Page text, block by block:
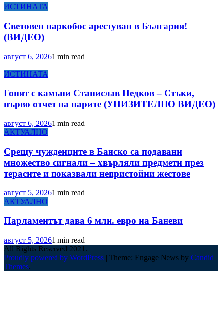
ИСТИНАТА
Световен наркобос арестуван в България!
(ВИДЕО)
август 6, 20261 min read
ИСТИНАТА
Гонят с камъни Станислав Недков – Стъки,
първо отчет на парите (УНИЗИТЕЛНО ВИДЕО)
август 6, 20261 min read
АКТУАЛНО
Срещу чужденците в Банско са подавани
множество сигнали – хвърляли предмети през
терасите и показвали непристойни жестове
август 5, 20261 min read
АКТУАЛНО
Парламентът дава 6 млн. евро на Баневи
август 5, 20261 min read
All Rights Reserved 2021.
Proudly powered by WordPress | Theme: Engage News by Candid
Themes.